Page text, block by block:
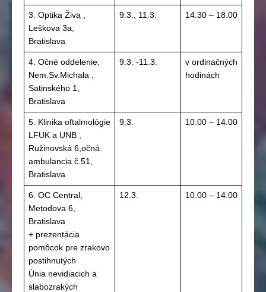
3. Optika Živa ,
Leškova 3a,
Bratislava
9.3., 11.3. 14.30 – 18.00
4. Očné oddelenie,
Nem.Sv.Michala ,
Satinského 1,
Bratislava
9.3. -11.3.
v ordinačných
hodinách
5. Klinika oftalmológie
LFUK a UNB ,
Ružinovská 6,očná
ambulancia č.51,
Bratislava
9.3. 10.00 – 14.00
6. OC Central,
Metodova 6,
Bratislava
+ prezentácia
pomôcok pre zrakovo
postihnutých
Únia nevidiacich a
slabozrakých
12.3. 10.00 – 14.00